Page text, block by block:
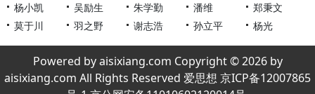
杨小凯
吴励生 朱学勤 潘维
郑秉文
莫于川
羽之野 谢志浩 孙立平 杨光
Powered by aisixiang.com Copyright © 2026 by
aisixiang.com All Rights Reserved 爱思想 京ICP备12007865